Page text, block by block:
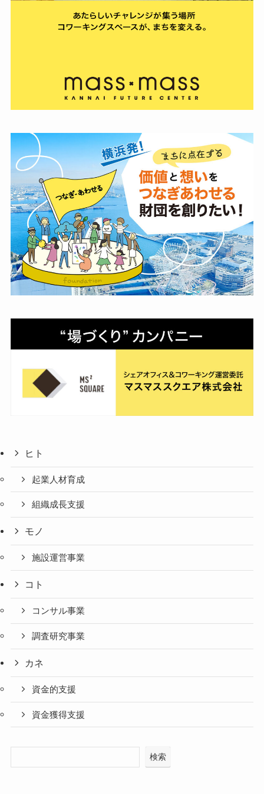
ヒト
起業人材育成
組織成長支援
モノ
施設運営事業
コト
コンサル事業
調査研究事業
カネ
資金的支援
資金獲得支援
検索